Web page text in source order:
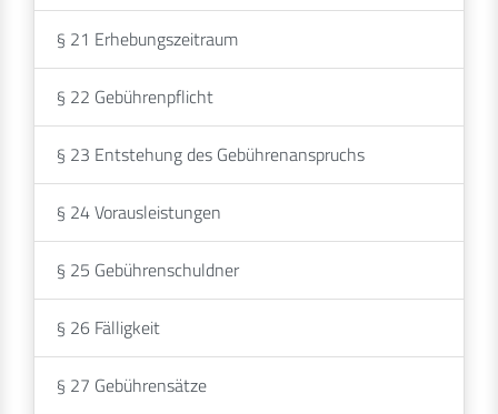
§ 21 Erhebungszeitraum
§ 22 Gebührenpflicht
§ 23 Entstehung des Gebührenanspruchs
§ 24 Vorausleistungen
§ 25 Gebührenschuldner
§ 26 Fälligkeit
§ 27 Gebührensätze